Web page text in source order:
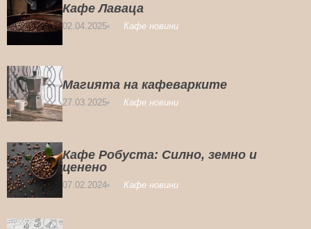
Кафе Лаваца
02.04.2025 Кафе новини
Магията на кафеварките
27.03.2025 Кафе новини
Кафе Робуста: Силно, земно и
ценено
07.02.2024 Кафе новини